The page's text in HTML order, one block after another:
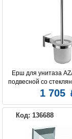
Ерш для унитаза
подвесной со
хром (AZ-
1 705
Код: 136688